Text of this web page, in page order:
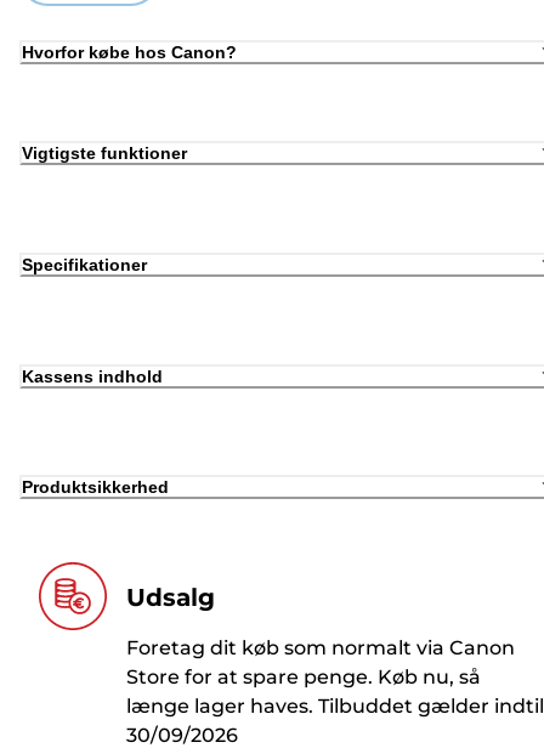
Hvorfor købe hos Canon?
Vigtigste funktioner
Specifikationer
Kassens indhold
Produktsikkerhed
Udsalg
Foretag dit køb som normalt via Canon
Store for at spare penge. Køb nu, så
længe lager haves. Tilbuddet gælder indtil
30/09/2026